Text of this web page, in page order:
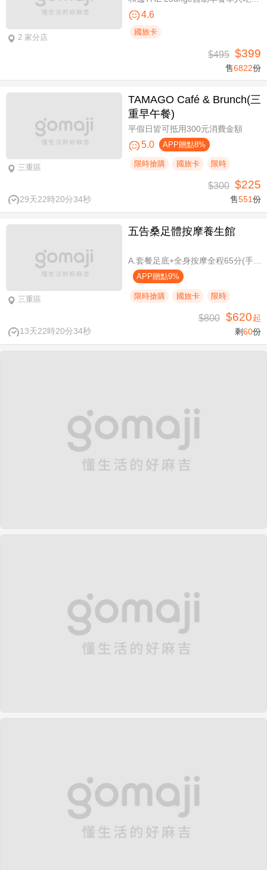
2 家分店
4.6
國旅卡
$495 $399
售6822份
三重區
TAMAGO Café & Brunch(三
重早午餐)
平假日皆可抵用300元消費金額
5.0 APP贈點8%
限時搶購 國旅卡 限時
29天22時20分34秒
$300 $225
售551份
三重區
五告桑足體按摩養生館
APP贈點9%
限時搶購 國旅卡 限時
13天22時20分34秒
$800 $620起
剩60份